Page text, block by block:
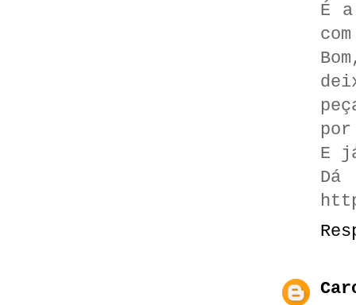
É
E
Dá